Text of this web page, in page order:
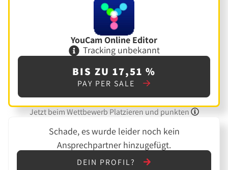
YouCam Online Editor
Tracking unbekannt
BIS ZU 17,51 %
PAY PER SALE
Jetzt beim Wettbewerb Platzieren und punkten
Schade, es wurde leider noch kein
Ansprechpartner hinzugefügt.
DEIN PROFIL?